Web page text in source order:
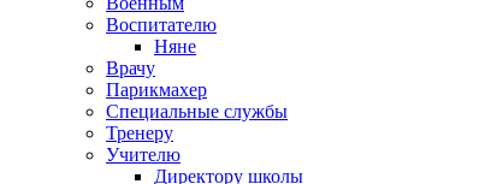
Воспитателю
Няне
Врачу
Парикмахер
Специальные службы
Тренеру
Учителю
Директору школы